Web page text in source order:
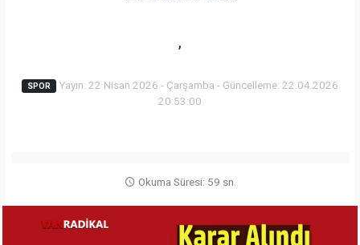
,
SPOR
Yayın: 22 Nisan 2026 - Çarşamba - Güncelleme: 22.04.2026
20:53:00
Okuma Süresi: 59 sn.